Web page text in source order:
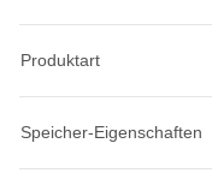
Produktart
Speicher-Eigenschaften